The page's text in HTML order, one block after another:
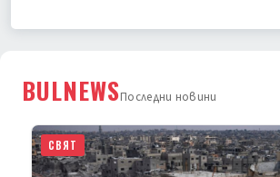
BULNEWSПоследни новини
СВЯТ